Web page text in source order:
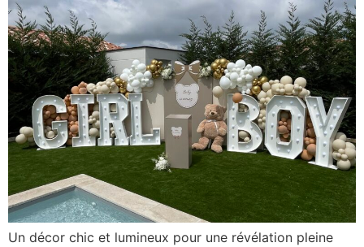
Un décor chic et lumineux pour une révélation pleine